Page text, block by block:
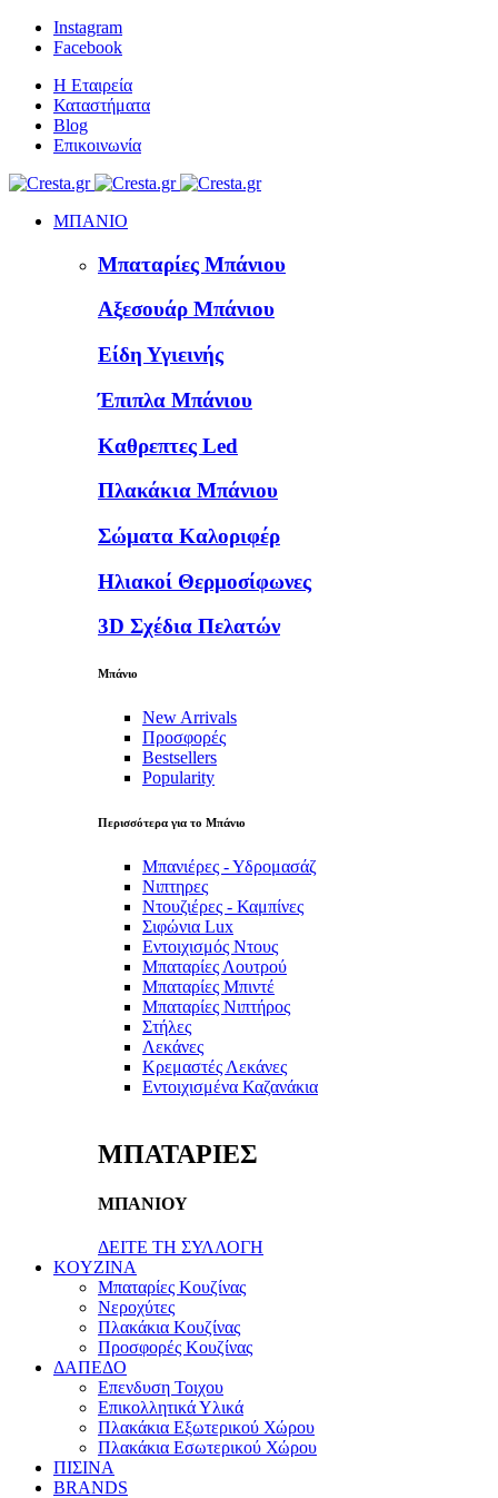
Instagram
Facebook
Η Εταιρεία
Καταστήματα
Blog
Επικοινωνία
ΜΠΑΝΙΟ
Μπαταρίες Μπάνιου
Αξεσουάρ Μπάνιου
Είδη Υγιεινής
Έπιπλα Μπάνιου
Καθρεπτες Led
Πλακάκια Μπάνιου
Σώματα Καλοριφέρ
Ηλιακοί Θερμοσίφωνες
3D Σχέδια Πελατών
Μπάνιο
New Arrivals
Προσφορές
Bestsellers
Popularity
Περισσότερα για το Μπάνιο
Μπανιέρες - Υδρομασάζ
Νιπτηρες
Ντουζιέρες - Καμπίνες
Σιφώνια Lux
Εντοιχισμός Ντους
Μπαταρίες Λουτρού
Μπαταρίες Μπιντέ
Μπαταρίες Νιπτήρος
Στήλες
Λεκάνες
Κρεμαστές Λεκάνες
Εντοιχισμένα Καζανάκια
ΜΠΑΤΑΡΙΕΣ
ΜΠΑΝΙΟΥ
ΔΕΙΤΕ ΤΗ ΣΥΛΛΟΓΗ
KOYZINA
Μπαταρίες Κουζίνας
Νεροχύτες
Πλακάκια Κουζίνας
Προσφορές Κουζίνας
ΔΑΠΕΔΟ
Επενδυση Τοιχου
Επικολλητικά Υλικά
Πλακάκια Εξωτερικού Χώρου
Πλακάκια Εσωτερικού Χώρου
ΠΙΣΙΝΑ
BRANDS